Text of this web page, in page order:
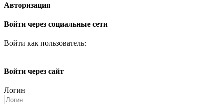
Авторизация
Войти через социальные сети
Войти как пользователь:
Войти через сайт
Логин